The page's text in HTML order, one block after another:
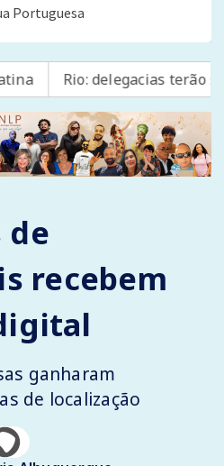
Rio: delegacias terão sala
de
recebem
ganharam
de localização